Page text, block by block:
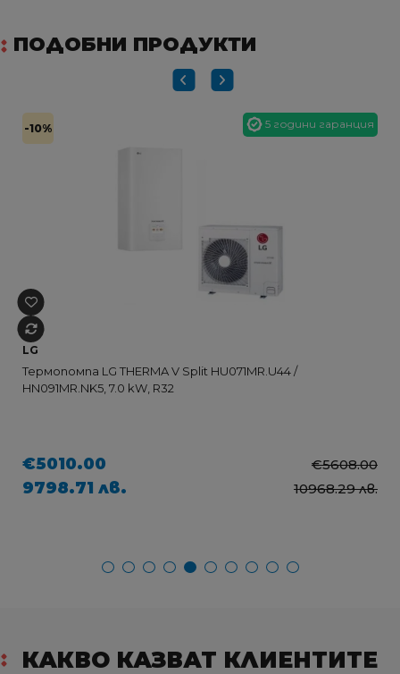
ПОДОБНИ ПРОДУКТИ
-10% 5 години гаранция
LG
Термопомпа LG THERMA V Split HU071MR.U44 /
HN091MR.NK5, 7.0 kW, R32
€5010.00 €5608.00
9798.71 лв. 10968.29 лв.
КАКВО КАЗВАТ КЛИЕНТИТЕ